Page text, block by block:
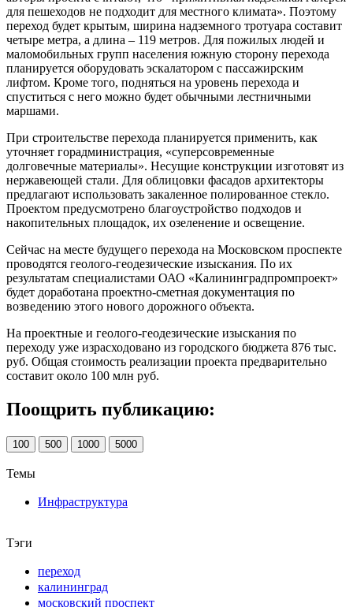
для пешеходов не подходит для местного климата». Поэтому
переход будет крытым, ширина надземного тротуара составит
четыре метра, а длина – 119 метров. Для пожилых людей и
маломобильных групп населения южную сторону перехода
планируется оборудовать эскалатором с пассажирским
лифтом. Кроме того, подняться на уровень перехода и
спуститься с него можно будет обычными лестничными
маршами.
При строительстве перехода планируется применить, как
уточняет горадминистрация, «суперсовременные
долговечные материалы». Несущие конструкции изготовят из
нержавеющей стали. Для облицовки фасадов архитекторы
предлагают использовать закаленное полированное стекло.
Проектом предусмотрено благоустройство подходов и
накопительных площадок, их озеленение и освещение.
Сейчас на месте будущего перехода на Московском проспекте
проводятся геолого-геодезические изыскания. По их
результатам специалистами ОАО «Калининградпромпроект»
будет доработана проектно-сметная документация по
возведению этого нового дорожного объекта.
На проектные и геолого-геодезические изыскания по
переходу уже израсходовано из городского бюджета 876 тыс.
руб. Общая стоимость реализации проекта предварительно
составит около 100 млн руб.
Поощрить публикацию:
100 500 1000 5000
Темы
Инфраструктура
Тэги
переход
калининград
московский проспект